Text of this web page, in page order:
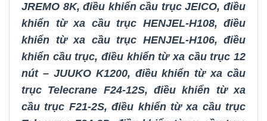
JREMO 8K,điều khiển cầu trục JEICO, điều
khiển từ xa cầu trục HENJEL-H108, điều
khiển từ xa cầu trục HENJEL-H106, điều
khiển cầu trục,điều khiển từ xa cầu trục 12
nút – JUUKO K1200, điều khiển từ xa cầu
trục Telecrane F24-12S,điều khiển từ xa
cầu trục F21-2S, điều khiển từ xa cầu trục